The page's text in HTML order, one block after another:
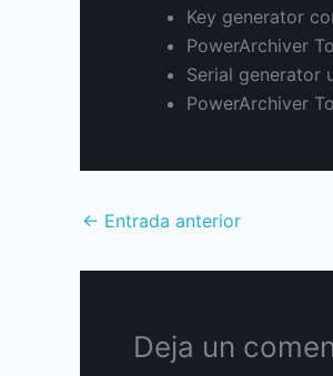
Key generator
PowerArchiver
Serial generator
PowerArchiver
← Entrada anterior
Deja un